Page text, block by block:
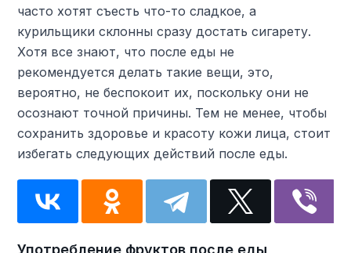
часто хотят съесть что-то сладкое, а
курильщики склонны сразу достать сигарету.
Хотя все знают, что после еды не
рекомендуется делать такие вещи, это,
вероятно, не беспокоит их, поскольку они не
осознают точной причины. Тем не менее, чтобы
сохранить здоровье и красоту кожи лица, стоит
избегать следующих действий после еды.
Употребление фруктов после еды